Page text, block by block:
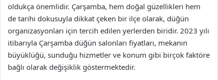
oldukça önemlidir. Çarşamba, hem doğal güzellikleri hem
de tarihi dokusuyla dikkat çeken bir ilçe olarak, düğün
organizasyonları için tercih edilen yerlerden biridir. 2023 yılı
itibarıyla Çarşamba düğün salonları fiyatları, mekanın
büyüklüğü, sunduğu hizmetler ve konum gibi birçok faktöre
bağlı olarak değişiklik göstermektedir.